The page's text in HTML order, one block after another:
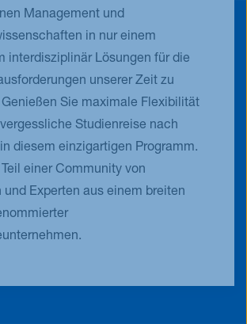
Management und
in nur einem
interdisziplinär Lösungen für die
unserer Zeit zu
Sie maximale Flexibilität
Studienreise nach
diesem einzigartigen Programm.
einer Community von
und Experten aus einem breiten